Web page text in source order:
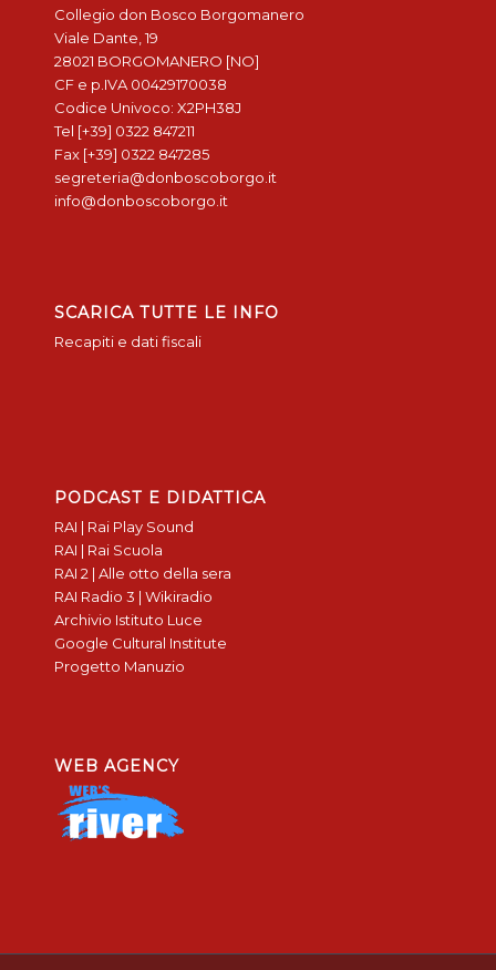
Collegio don Bosco Borgomanero
Viale Dante, 19
28021 BORGOMANERO [NO]
CF e p.IVA 00429170038
Codice Univoco: X2PH38J
Tel [+39] 0322 847211
Fax [+39] 0322 847285
segreteria@donboscoborgo.it
info@donboscoborgo.it
SCARICA TUTTE LE INFO
Recapiti e dati fiscali
PODCAST E DIDATTICA
RAI | Rai Play Sound
RAI | Rai Scuola
RAI 2 | Alle otto della sera
RAI Radio 3 | Wikiradio
Archivio Istituto Luce
Google Cultural Institute
Progetto Manuzio
WEB AGENCY